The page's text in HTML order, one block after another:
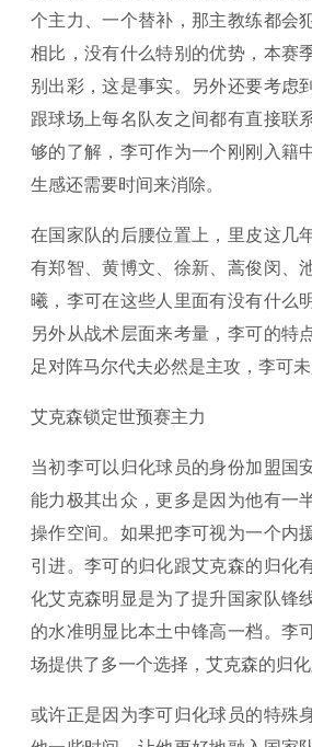
个主力、一个替补，那主教练都会
相比，没有什么特别的优势，本赛
别出彩，这是事实。另外还要考虑
跟球场上每名队友之间都有直接联
够的了解，李可作为一个刚刚入籍
生感还需要时间来消除。
在国家队的后腰位置上，里皮这几
有郑智、黄博文、徐新、蒿俊闵、
曦，李可在这些人里面有没有什么
另外从战术层面来考量，李可的特
足对阵马尔代夫必然是主攻，李可未
艾克森锁定世预赛主力
当初李可以归化球员的身份加盟国
能力极其出众，更多是因为他有一
操作空间。如果把李可视为一个内
引进。李可的归化跟艾克森的归化
化艾克森明显是为了提升国家队锋
的水准明显比本土中锋高一档。李
场提供了多一个选择，艾克森的归化
或许正是因为李可归化球员的特殊